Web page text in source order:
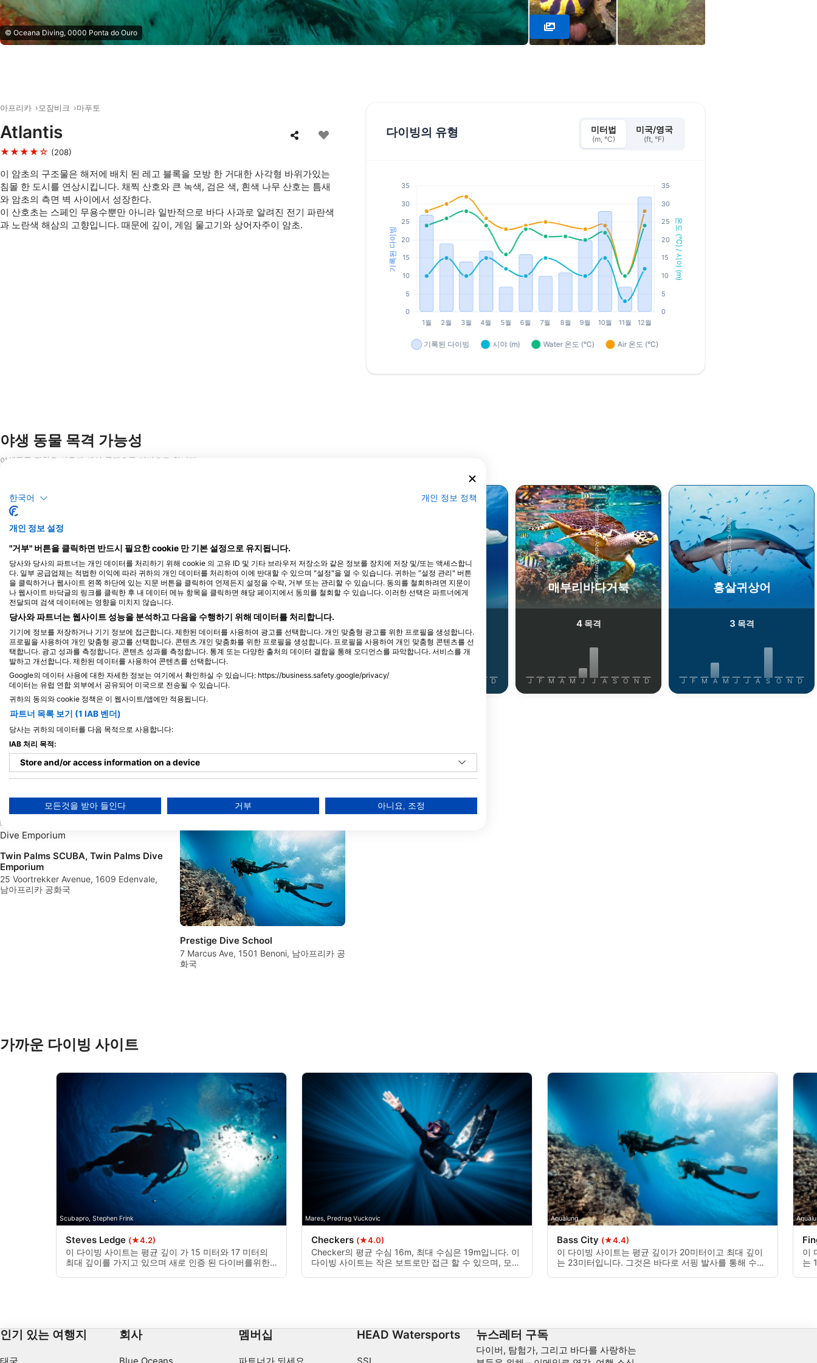
© Oceana Diving, 0000 Ponta do Ouro
아프리카 모잠비크 마푸토
Atlantis
★★★★☆ (208)
이 암초의 구조물은 해저에 배치 된 레고 블록을 모방 한 거대한 사각형 바위가있는
침몰 한 도시를 연상시킵니다. 채찍 산호와 큰 녹색, 검은 색, 흰색 나무 산호는 틈새
와 암초의 측면 벽 사이에서 성장한다.
이 산호초는 스페인 무용수뿐만 아니라 일반적으로 바다 사과로 알려진 전기 파란색
과 노란색 해삼의 고향입니다. 때문에 깊이, 게임 물고기와 상어자주이 암초.
다이빙의 유형 미터법
(m, °C)
미국/영국
(ft, °F)
야생 동물 목격 가능성
야생동물 관찰은 사용자 생성 콘텐츠를 기반으로 합니다.
iStock-Global_Pics
꼬치고기(바라쿠다)
13목격
J F M A M J J A S O N D
Alamy-WaterFrame
곰치
12목격
J F M M J O N D
AdobeStock/G Russel Childress
큰귀상어
J F D
Shutterstock-Andrey Armyagov
매부리바다거북
4목격
J F M A M J J A S O N D
Alamy-Christian Zappel
홍살귀상어
3 목격
J F M A M J J A S O N D
Twin Palms SCUBA, Twin Palms Dive
Emporium
25 Voortrekker Avenue, 1609 Edenvale,
남아프리카 공화국
Prestige Dive School
7 Marcus Ave, 1501 Benoni, 남아프리카 공
화국
가까운 다이빙 사이트
Scubapro, Stephen Frink
Steves Ledge (★4.2)
이 다이빙 사이트는 평균 깊이 가 15 미터와 17 미터의
최대 깊이를 가지고 있으며 새로 인증 된 다이버를위한
Mares, Predrag Vuckovic
Checkers (★4.0)
Checker의 평균 수심 16m, 최대 수심은 19m입니다. 이
다이빙 사이트는 작은 보트로만 접근 할 수 있으며, 모든
Aqualung
Bass City (★4.4)
이 다이빙 사이트는 평균 깊이가 20미터이고 최대 깊이
는 23미터입니다. 그것은 바다로 서핑 발사를 통해 수행
이
는
인기 있는 여행지 회사 멤버십 HEAD Watersports 뉴스레터 구독
다이버, 탐험가, 그리고 바다를 사랑하는
한국어 개인 정보 정책
개인 정보 설정
"거부" 버튼을 클릭하면 반드시 필요한 cookie 만 기본 설정으로 유지됩니다.
당사와 당사의 파트너는 개인 데이터를 처리하기 위해 cookie 의 고유 ID 및 기타 브라우저 저장소와 같은 정보를 장치에 저장 및/또는 액세스합니
다. 일부 공급업체는 적법한 이익에 따라 귀하의 개인 데이터를 처리하여 이에 반대할 수 있으며 "설정"을 열 수 있습니다. 귀하는 "설정 관리" 버튼
을 클릭하거나 웹사이트 왼쪽 하단에 있는 지문 버튼을 클릭하여 언제든지 설정을 수락, 거부 또는 관리할 수 있습니다. 동의를 철회하려면 지문이
나 웹사이트 바닥글의 링크를 클릭한 후 내 데이터 메뉴 항목을 클릭하면 해당 페이지에서 동의를 철회할 수 있습니다. 이러한 선택은 파트너에게
전달되며 검색 데이터에는 영향을 미치지 않습니다.
당사와 파트너는 웹사이트 성능을 분석하고 다음을 수행하기 위해 데이터를 처리합니다.
기기에 정보를 저장하거나 기기 정보에 접근합니다. 제한된 데이터를 사용하여 광고를 선택합니다. 개인 맞춤형 광고를 위한 프로필을 생성합니다.
프로필을 사용하여 개인 맞춤형 광고를 선택합니다. 콘텐츠 개인 맞춤화를 위한 프로필을 생성합니다. 프로필을 사용하여 개인 맞춤형 콘텐츠를 선
택합니다. 광고 성과를 측정합니다. 콘텐츠 성과를 측정합니다. 통계 또는 다양한 출처의 데이터 결합을 통해 오디언스를 파악합니다. 서비스를 개
발하고 개선합니다. 제한된 데이터를 사용하여 콘텐츠를 선택합니다.
Google의 데이터 사용에 대한 자세한 정보는 여기에서 확인하실 수 있습니다: https://business.safety.google/privacy/
데이터는 유럽 연합 외부에서 공유되어 미국으로 전송될 수 있습니다.
귀하의 동의와 cookie 정책은 이 웹사이트/앱에만 적용됩니다.
파트너 목록 보기 (1 IAB 벤더)
당사는 귀하의 데이터를 다음 목적으로 사용합니다:
IAB 처리 목적:
Store and/or access information on a device
Create profiles for personalised advertising
Use profiles to select personalised advertising
Create profiles to personalise content
Use profiles to select personalised content
Understand audiences through statistics or combinations of data from different sources
Use precise geolocation data
Identify devices based on information actively requested
모든것을 받아 들인다 거부 아니요, 조정